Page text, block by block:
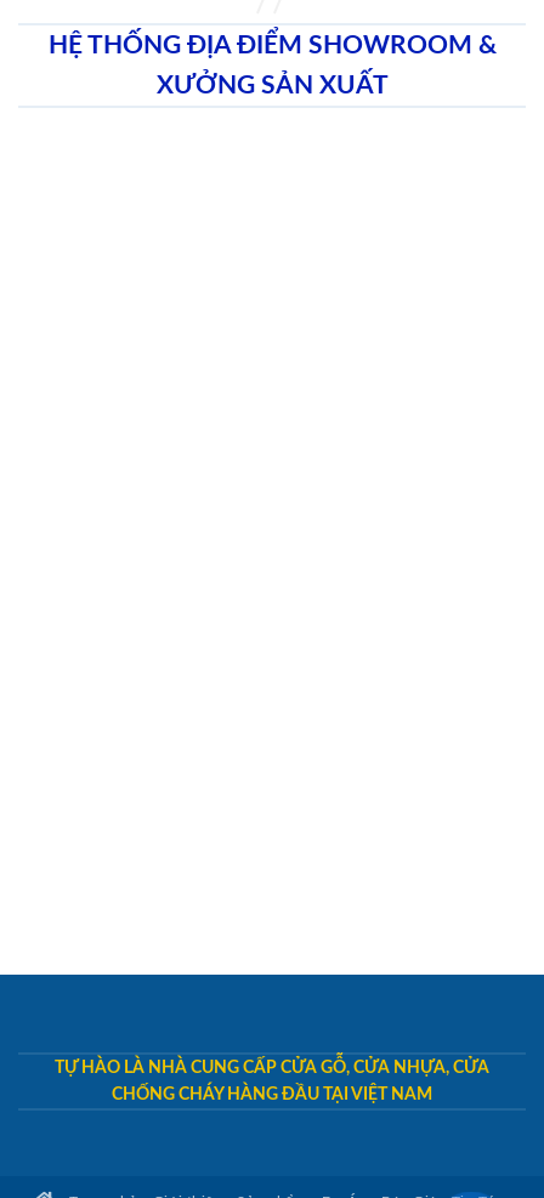
HỆ THỐNG ĐỊA ĐIỂM SHOWROOM &
XƯỞNG SẢN XUẤT
TỰ HÀO LÀ NHÀ CUNG CẤP CỬA GỖ, CỬA NHỰA, CỬA
CHỐNG CHÁY HÀNG ĐẦU TẠI VIỆT NAM